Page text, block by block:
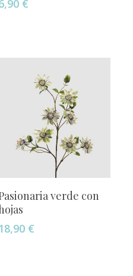
€
Añadir Al Carrito
verde con
18,90 €